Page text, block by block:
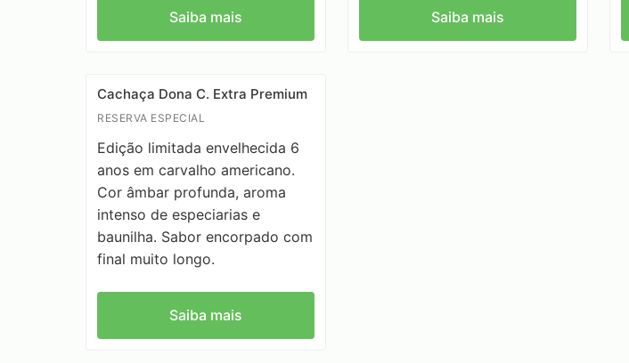
Saiba mais Saiba mais
Cachaça Dona C. Extra Premium
RESERVA ESPECIAL
Edição limitada envelhecida 6
anos em carvalho americano.
Cor âmbar profunda, aroma
intenso de especiarias e
baunilha. Sabor encorpado com
final muito longo.
Saiba mais